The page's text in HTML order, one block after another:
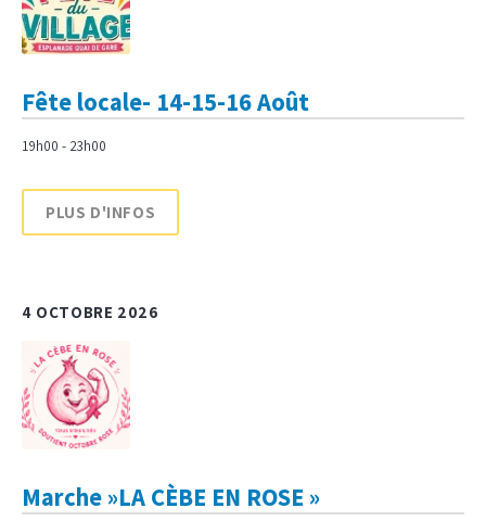
Fête locale- 14-15-16 Août
19h00 - 23h00
PLUS D'INFOS
4 OCTOBRE 2026
Marche »LA CÈBE EN ROSE »